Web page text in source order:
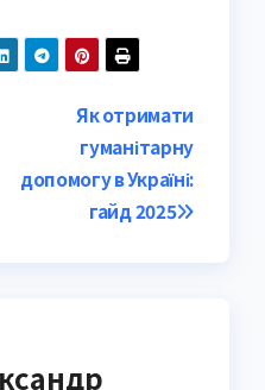
Як отримати
гуманітарну
допомогу в Україні:
гайд 2025